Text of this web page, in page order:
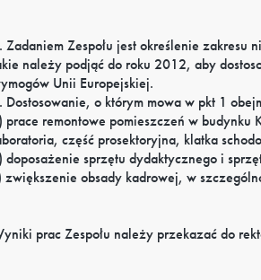
Zadaniem Zespołu jest określenie
należy podjąć do roku 2012, aby
Unii Europejskiej.
Dostosowanie, o którym mowa w pkt 1
prace remontowe pomieszczeń w budynku
część prosektoryjna, klatka
doposażenie sprzętu dydaktycznego i
zwiększenie obsady kadrowej, w
prac Zespołu należy przekazać do